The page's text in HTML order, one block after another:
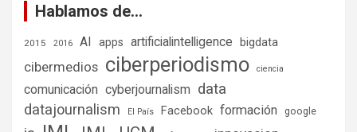
Hablamos de…
2015 2016 AI apps artificialintelligence bigdata
cibermedios ciberperiodismo ciencia
comunicación cyberjournalism data
datajournalism El País Facebook formación google